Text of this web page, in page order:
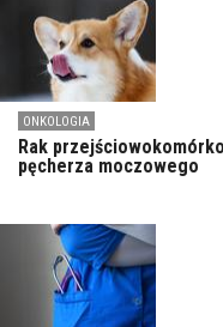
ONKOLOGIA
Rak
pęcherza moczowego